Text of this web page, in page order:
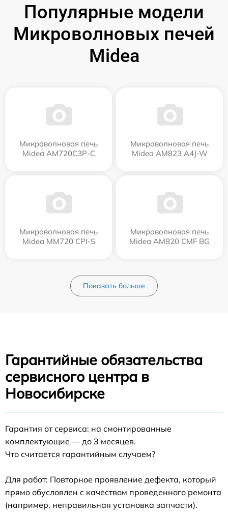
Популярные модели
Микроволновых печей
Midea
Микроволновая печь
Midea AM720C3P-C
Микроволновая печь
Midea AM823 A4J-W
Микроволновая печь
Midea MM720 CPI-S
Микроволновая печь
Midea AM820 CMF BG
Показать больше
Гарантийные обязательства
сервисного центра в
Новосибирске
Гарантия от сервиса: на смонтированные
комплектующие — до 3 месяцев.
Что считается гарантийным случаем?
Для работ: Повторное проявление дефекта, который
прямо обусловлен с качеством проведенного ремонта
(например, неправильная установка запчасти).